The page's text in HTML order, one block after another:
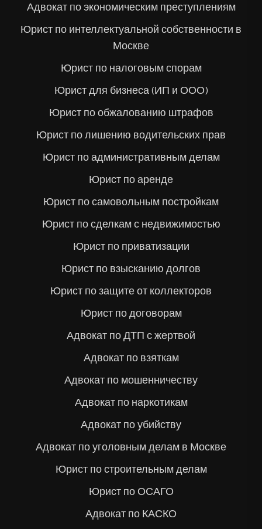
Адвокат по экономическим преступлениям
Юрист по интеллектуальной собственности в
Москве
Юрист по налоговым спорам
Юрист для бизнеса (ИП и ООО)
Юрист по обжалованию штрафов
Юрист по лишению водительских прав
Юрист по административным делам
Юрист по аренде
Юрист по самовольным постройкам
Юрист по сделкам с недвижимостью
Юрист по приватизации
Юрист по взысканию долгов
Юрист по защите от коллекторов
Юрист по договорам
Адвокат по ДТП с жертвой
Адвокат по взяткам
Адвокат по мошенничеству
Адвокат по наркотикам
Адвокат по убийству
Адвокат по уголовным делам в Москве
Юрист по строительным делам
Юрист по ОСАГО
Адвокат по КАСКО